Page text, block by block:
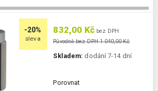
-20%
sleva
832,00 Kč bez DPH
Původně bez DPH 1 040,00 Kč
Skladem: dodání 7-14 dní
Porovnat